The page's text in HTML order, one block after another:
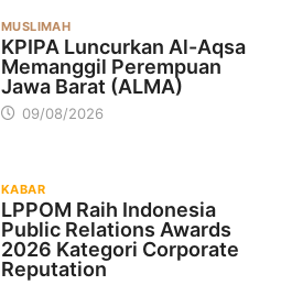
MUSLIMAH
KPIPA Luncurkan Al-Aqsa
Memanggil Perempuan
Jawa Barat (ALMA)
09/08/2026
KABAR
LPPOM Raih Indonesia
Public Relations Awards
2026 Kategori Corporate
Reputation